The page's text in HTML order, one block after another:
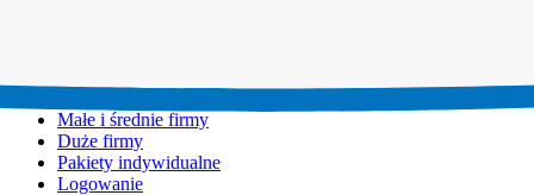
Małe i średnie firmy
Duże firmy
Pakiety indywidualne
Logowanie